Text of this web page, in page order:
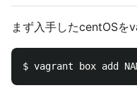
まず入手したcentOSを